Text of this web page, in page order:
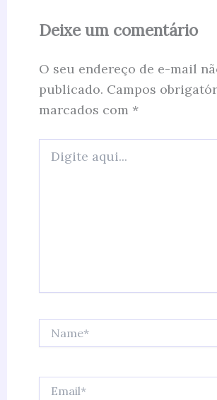
Deixe um comentário
O seu endereço de e-mail
publicado. Campos
marcados com *
aqui...